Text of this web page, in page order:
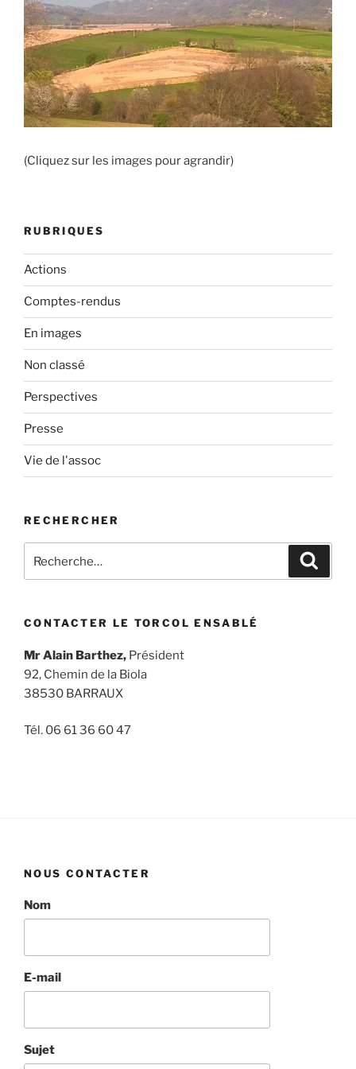
(Cliquez sur les images pour agrandir)
RUBRIQUES
Actions
Comptes-rendus
En images
Non classé
Perspectives
Presse
Vie de l'assoc
RECHERCHER
pour
CONTACTER LE TORCOL ENSABLÉ
Mr Alain Barthez, Président
92, Chemin de la Biola
38530 BARRAUX
Tél. 06 61 36 60 47
NOUS CONTACTER
Nom
E-mail
Sujet